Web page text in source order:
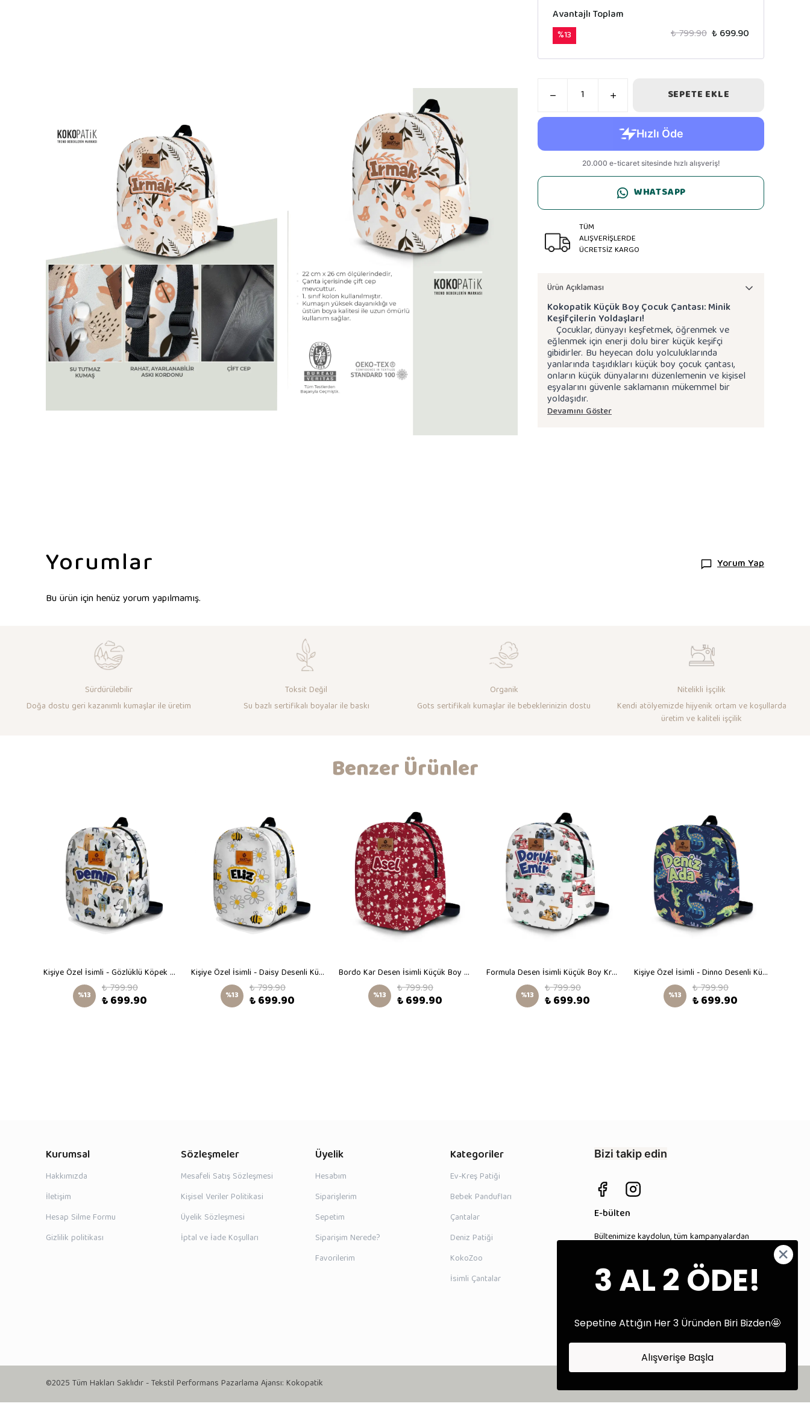
Avantajlı Toplam
%13 ₺ 799.90 ₺ 699.90
SEPETE EKLE
WHATSAPP
TÜM
ALIŞVERİŞLERDE
ÜCRETSİZ KARGO
Ürün Açıklaması
Kokopatik Küçük Boy Çocuk Çantası: Minik
Keşifçilerin Yoldaşları!
Çocuklar, dünyayı keşfetmek, öğrenmek ve
eğlenmek için enerji dolu birer küçük keşifçi
gibidirler. Bu heyecan dolu yolculuklarında
yanlarında taşıdıkları küçük boy çocuk çantası,
onların küçük dünyalarını düzenlemenin ve kişisel
eşyalarını güvenle saklamanın mükemmel bir
yoldaşıdır.
Devamını Göster
Yorumlar Yorum Yap
Bu ürün için henüz yorum yapılmamış.
Sürdürülebilir
Doğa dostu geri kazanımlı kumaşlar ile üretim
Toksit Değil
Su bazlı sertifikalı boyalar ile baskı
Organik
Gots sertifikalı kumaşlar ile bebeklerinizin dostu
Nitelikli İşçilik
Kendi atölyemizde hijyenik ortam ve koşullarda
üretim ve kaliteli işçilik
Benzer Ürünler
Kişiye Özel İsimli - Gözlüklü Köpek Desenli Küçük Boy Kreş Çantası
%13 ₺ 799.90
₺ 699.90
Kişiye Özel İsimli - Daisy Desenli Küçük Boy Kreş Çantası
%13 ₺ 799.90
₺ 699.90
Bordo Kar Desen İsimli Küçük Boy Kreş Çantası
%13 ₺ 799.90
₺ 699.90
Formula Desen İsimli Küçük Boy Kreş Çantası
%13 ₺ 799.90
₺ 699.90
Kişiye Özel İsimli - Dinno Desenli Küçük Boy Kreş Çantası
%13 ₺ 799.90
₺ 699.90
Kurumsal
Hakkımızda
İletişim
Hesap Silme Formu
Gizlilik politikası
Sözleşmeler
Mesafeli Satış Sözleşmesi
Kişisel Veriler Politikasi
Üyelik Sözleşmesi
İptal ve İade Koşulları
Üyelik
Hesabım
Siparişlerim
Sepetim
Siparişim Nerede?
Favorilerim
Kategoriler
Ev-Kreş Patiği
Bebek Pandufları
Çantalar
Deniz Patiği
KokoZoo
İsimli Çantalar
Bizi takip edin
E-bülten
Bültenimize kaydolun, tüm kampanyalardan
Kaydol
©2025 Tüm Hakları Saklıdır - Tekstil Performans Pazarlama Ajansı: Kokopatik
3 AL 2 ÖDE!
Sepetine Attığın Her 3 Üründen Biri Bizden🤩
Alışverişe Başla